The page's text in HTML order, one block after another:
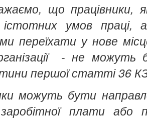
що працівники,
істотних умов
переїхати у нове
- не можуть
першої статті 36
можуть бути
плати або